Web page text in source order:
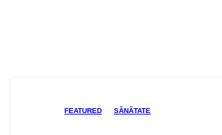
FEATURED SĂNĂTATE